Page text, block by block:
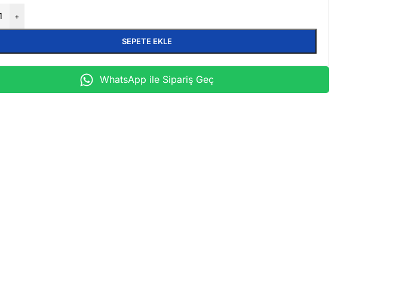
+
SEPETE EKLE
WhatsApp ile Sipariş Geç